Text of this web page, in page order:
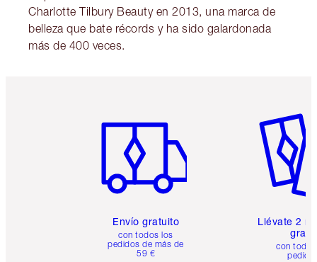
Charlotte Tilbury Beauty en 2013, una marca de
belleza que bate récords y ha sido galardonada
más de 400 veces.
Envío gratuito
con todos los
pedidos de más de
59 €
Llévate 2
gratis
con